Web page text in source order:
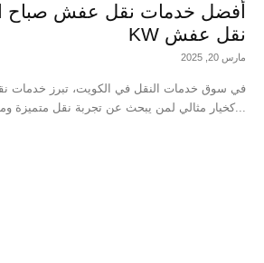
أفضل خدمات نقل عفش صباح
نقل عفش KW
مارس 20, 2025
في سوق خدمات النقل في الكويت، تبرز خدمات
كخيار مثالي لمن يبحث عن تجربة نقل متميزة وموثوقة. فقد أثبتت الشركة...